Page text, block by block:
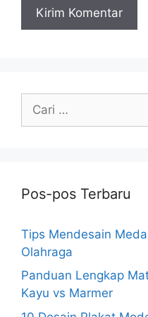
untuk:
Pos-pos Terbaru
Tips Mendesain
Olahraga
Panduan Lengkap
Kayu vs Marmer